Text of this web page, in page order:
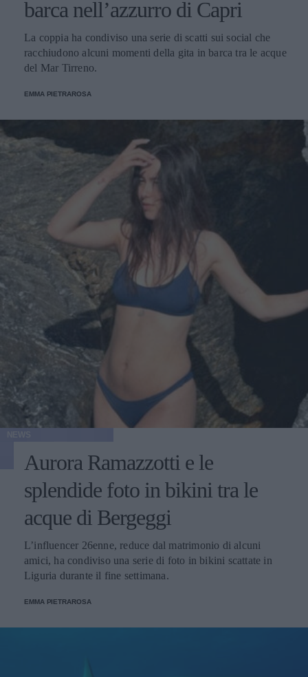
barca nell’azzurro di Capri
La coppia ha condiviso una serie di scatti sui social che
racchiudono alcuni momenti della gita in barca tra le acque
del Mar Tirreno.
EMMA PIETRAROSA
Aurora Ramazzotti e le
splendide foto in bikini tra le
acque di Bergeggi
L’influencer 26enne, reduce dal matrimonio di alcuni
amici, ha condiviso una serie di foto in bikini scattate in
Liguria durante il fine settimana.
EMMA PIETRAROSA